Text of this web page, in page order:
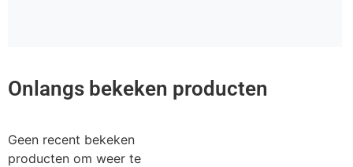
Onlangs bekeken producten
Geen recent bekeken
producten om weer te